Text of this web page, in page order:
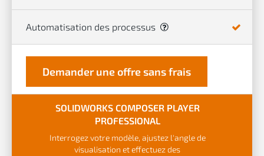
Automatisation des processus
Demander une offre sans frais
SOLIDWORKS COMPOSER PLAYER
PROFESSIONAL
Interrogez votre modèle, ajustez l'angle de
visualisation et effectuez des